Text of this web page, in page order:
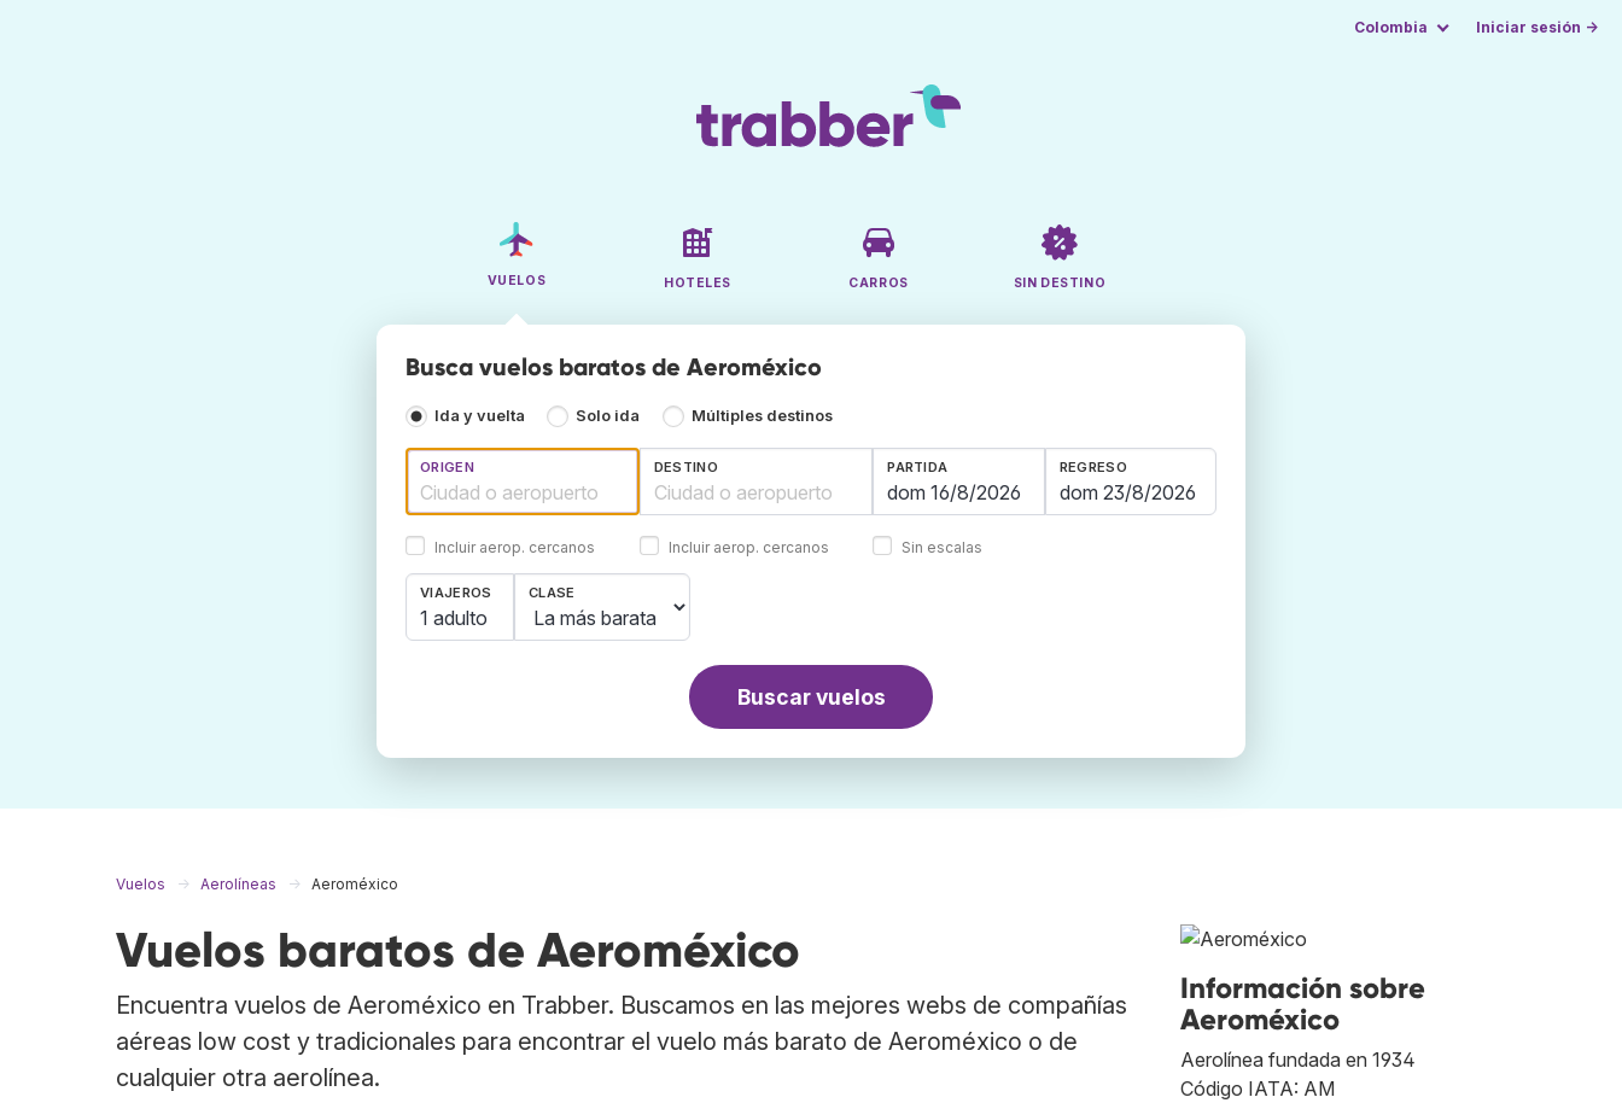
Colombia Iniciar sesión →
VUELOS HOTELES CARROS SIN DESTINO
Busca vuelos baratos de Aeroméxico
Ida y vuelta Solo ida Múltiples destinos
ORIGEN
Incluir aerop. cercanos
DESTINO
Incluir aerop. cercanos
PARTIDA REGRESO
Sin escalas
VIAJEROS
1 adulto
CLASE
Buscar vuelos
Vuelos Aerolíneas Aeroméxico
Vuelos baratos de Aeroméxico
Encuentra vuelos de Aeroméxico en Trabber. Buscamos en las mejores webs de compañías
aéreas low cost y tradicionales para encontrar el vuelo más barato de Aeroméxico o de
cualquier otra aerolínea.
Información sobre
Aeroméxico
Aerolínea fundada en 1934
Código IATA: AM